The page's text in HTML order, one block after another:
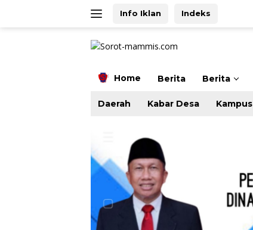
Info Iklan Indeks
Home Berita Berita
Daerah Kabar Desa Kampus